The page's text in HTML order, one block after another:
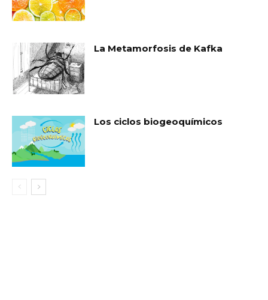
La Metamorfosis de Kafka
Los ciclos biogeoquímicos